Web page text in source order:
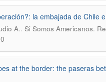
la embajada de Chile
A.. Si Somos Americanos.
at the border: the paseras